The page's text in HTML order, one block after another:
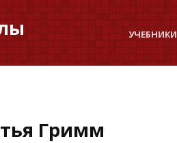
УЧЕБНИКИ
Гримм